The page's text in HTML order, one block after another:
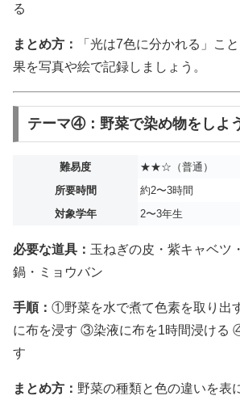
る
まとめ方：
「光は7色に分かれる」こ
果を写真や絵で記録しましょう。
テーマ④：野菜で染め物をしよ
難易度
★★☆（普通）
所要時間
約2〜3時間
対象学年
2〜3年生
必要な道具： 玉ねぎの皮・紫キャベツ
鍋・ミョウバン
手順： ①野菜を水で煮て色素を取り出
に布を浸す ③染液に布を1時間浸ける
す
まとめ方： 野菜の種類と色の違いを表